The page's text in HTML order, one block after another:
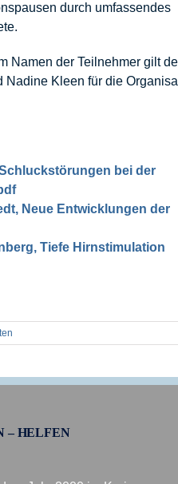
durch umfassendes
Namen der Teilnehmer gilt
Nadine Kleen für die
bei der
Neue Entwicklungen der
Tiefe Hirnstimulation
– HELFEN